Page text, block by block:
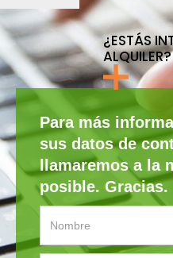
¿ESTÁS
ALQUILER?
Para más
sus datos de
llamaremos a la
posible. Gracias.